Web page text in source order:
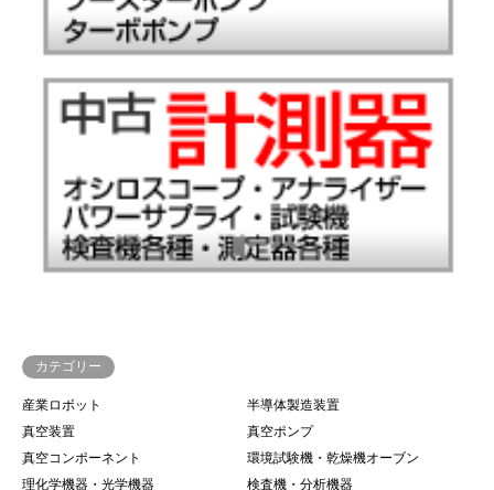
カテゴリー
産業ロボット
半導体製造装置
真空装置
真空ポンプ
真空コンポーネント
環境試験機・乾燥機オーブン
理化学機器・光学機器
検査機・分析機器